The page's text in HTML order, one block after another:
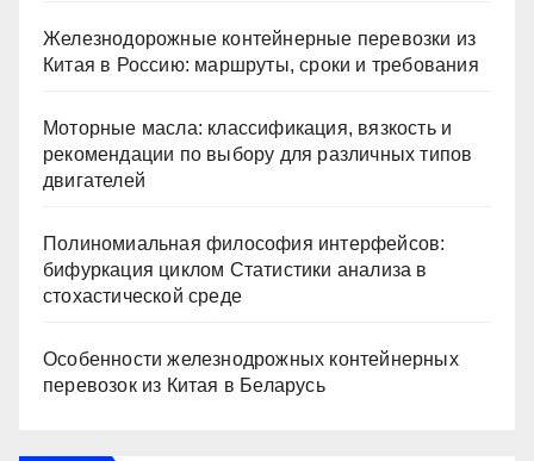
Железнодорожные контейнерные перевозки из
Китая в Россию: маршруты, сроки и требования
Моторные масла: классификация, вязкость и
рекомендации по выбору для различных типов
двигателей
Полиномиальная философия интерфейсов:
бифуркация циклом Статистики анализа в
стохастической среде
Особенности железнодрожных контейнерных
перевозок из Китая в Беларусь